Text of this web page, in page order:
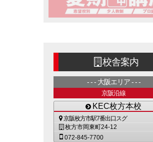
校舎案内
大阪エリア
京阪沿線
KEC枚方本校
京阪枚方市駅7番出口スグ
枚方市岡東町24-12
072-845-7700